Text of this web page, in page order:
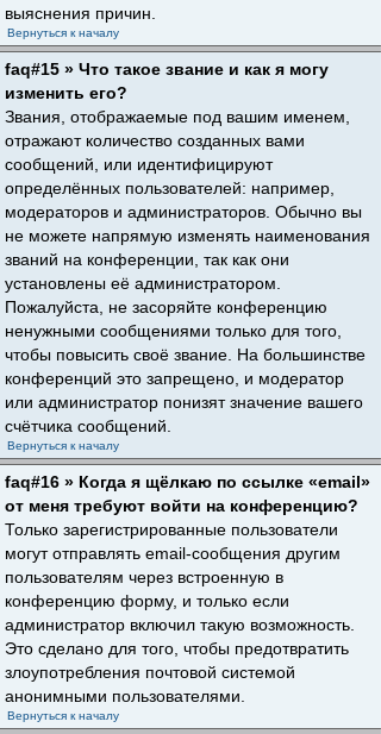
выяснения причин.
Вернуться к началу
faq#15 » Что такое звание и как я могу
изменить его?
Звания, отображаемые под вашим именем,
отражают количество созданных вами
сообщений, или идентифицируют
определённых пользователей: например,
модераторов и администраторов. Обычно вы
не можете напрямую изменять наименования
званий на конференции, так как они
установлены её администратором.
Пожалуйста, не засоряйте конференцию
ненужными сообщениями только для того,
чтобы повысить своё звание. На большинстве
конференций это запрещено, и модератор
или администратор понизят значение вашего
счётчика сообщений.
Вернуться к началу
faq#16 » Когда я щёлкаю по ссылке «email»
от меня требуют войти на конференцию?
Только зарегистрированные пользователи
могут отправлять email-сообщения другим
пользователям через встроенную в
конференцию форму, и только если
администратор включил такую возможность.
Это сделано для того, чтобы предотвратить
злоупотребления почтовой системой
анонимными пользователями.
Вернуться к началу